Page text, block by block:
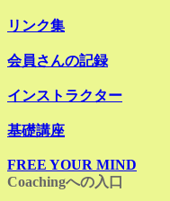
リンク集
会員さんの記録
インストラクター
基礎講座
FREE YOUR MIND
Coachingへの入口